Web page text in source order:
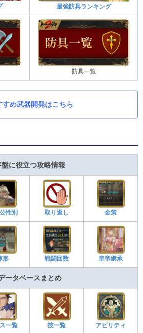
最強防具ランキング
防具一覧
すめ武器開発はこちら
盤に役立つ攻略情報
性別 取り返し 金策
形 戦闘回数 皇帝継承
ータベースまとめ
一覧 技一覧 アビリティ